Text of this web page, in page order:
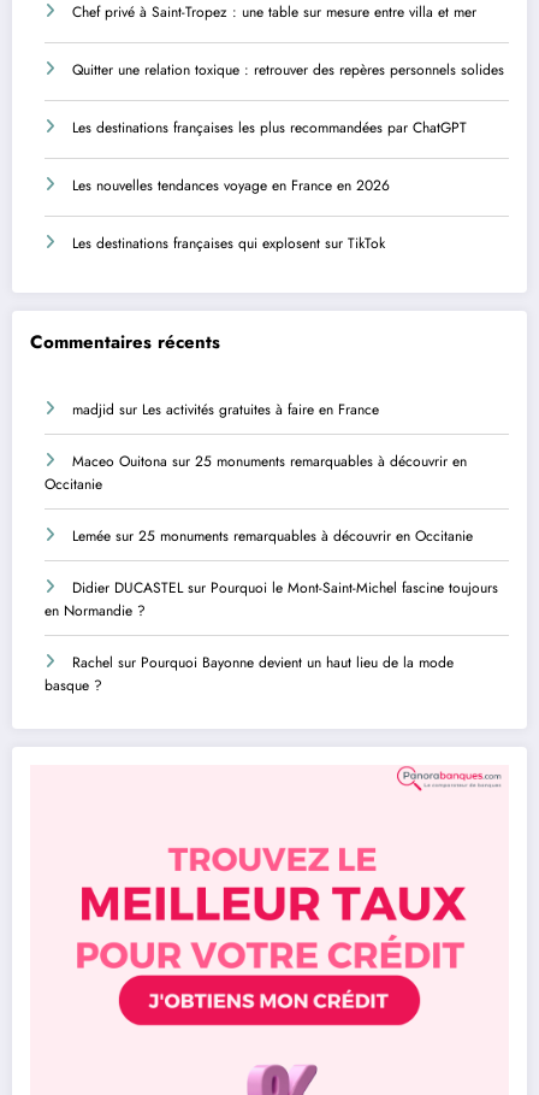
Chef privé à Saint-Tropez : une table sur mesure entre villa et mer
Quitter une relation toxique : retrouver des repères personnels solides
Les destinations françaises les plus recommandées par ChatGPT
Les nouvelles tendances voyage en France en 2026
Les destinations françaises qui explosent sur TikTok
Commentaires récents
madjid sur Les activités gratuites à faire en France
Maceo Ouitona sur 25 monuments remarquables à découvrir en
Occitanie
Lemée sur 25 monuments remarquables à découvrir en Occitanie
Didier DUCASTELsur Pourquoi le Mont-Saint-Michel fascine toujours
en Normandie ?
Rachel sur Pourquoi Bayonne devient un haut lieu de la mode
basque ?